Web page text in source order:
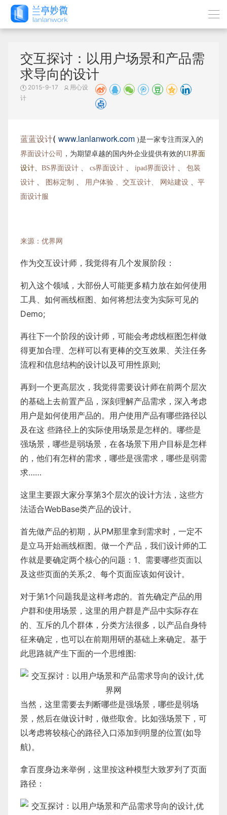
交互探讨：以用户场景和产品需
求导向的设计
2015-9-17
用心设
计
蓝蓝设计( www.lanlanwork.com )是一家专注而深入的
界面设计公司
，为期望卓越的国内外企业提供有效的UI界面
设计、 BS界面设计 、 cs界面设计 、 ipad界面设计 、 包装
设计 、 图标定制 、 用户体验 、交互设计、 网站建设 、 平
面设计服
来源：优界网
作为交互设计师，我觉得有几个发展阶段：
初入这个领域，大部份人可能更多精力放在如何使用
工具、如何画线框图、如何将想法变为实际可见的
Demo;
再往下一个阶段的设计师，可能会考虑线框图怎样做
得更加合理、怎样可以有更棒的交互效果、关注任务
流程和信息结构的设计以及可用性原则;
再到一个更高层次，我觉得需要设计师在前两个层次
的基础上去前置产品，深刻理解产品需求，深入考虑
用户是如何使用产品的。用户使用产品有哪些路径以
及在这 些路径上的实际使用场景是怎样的。哪些是
强场景，哪些是弱场景，在各场景下用户目标是怎样
的，他们有怎样的需求，哪些是强需求，哪些是弱需
求……
这里主要跟大家分享第3个层次的设计方法，这些方
法适合WebBase类产品的设计。
首先做产品的初期，从PM那里拿到需求时，一定不
是立马开始画线框图。做一个产品，我们设计师的工
作就是要确定两个核心的问题：1、需要哪些页面以
及这些页面的关系;2、每个页面应该如何设计。
对于第1个问题我是这样考虑的。首先确定产品的用
户群和使用场景，这里的用户群是产品中实际存在
的、互斥的几个群体，分类方法很多，以产品自身特
征来确定，也可以在前期用研的基础上来确定。基于
此思路就产生下面的一个思维图:
当然，这里需要去判断哪些是强场景，哪些是弱场
景，然后在做设计时，做些取舍。比如强场景下，可
以考虑将较核心的路径入口添加到明显的位置(如导
航)。
拿百度身边来举例，这里按这种模型大致罗列了页面
路径：